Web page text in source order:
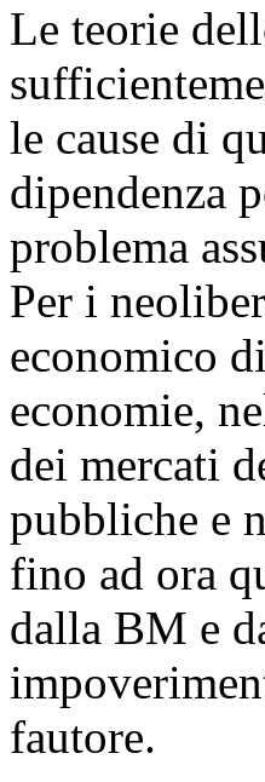
Le teorie
le cause di
dipendenza
problema
Per i
economico
economie,
dei mercati
pubbliche e
fino ad ora
dalla BM e
fautore.